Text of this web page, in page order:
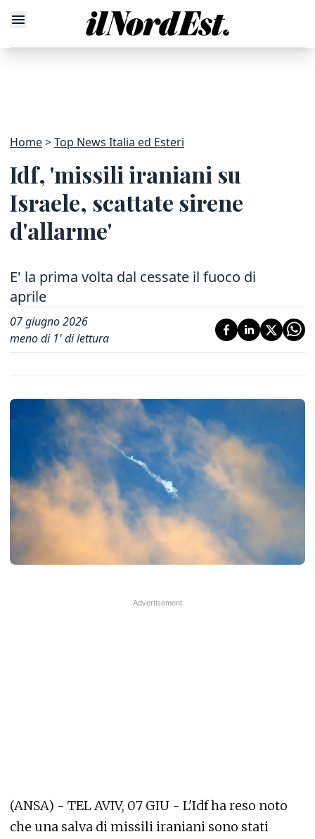
Home Top News Italia ed Esteri
Idf, 'missili iraniani su
Israele, scattate sirene
d'allarme'
E' la prima volta dal cessate il fuoco di
aprile
07 giugno 2026
meno di 1' di lettura
(ANSA) - TEL AVIV, 07 GIU - L'Idf ha reso noto
che una salva di missili iraniani sono stati